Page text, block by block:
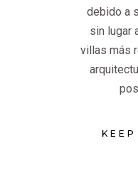
debido a
sin lugar
villas más